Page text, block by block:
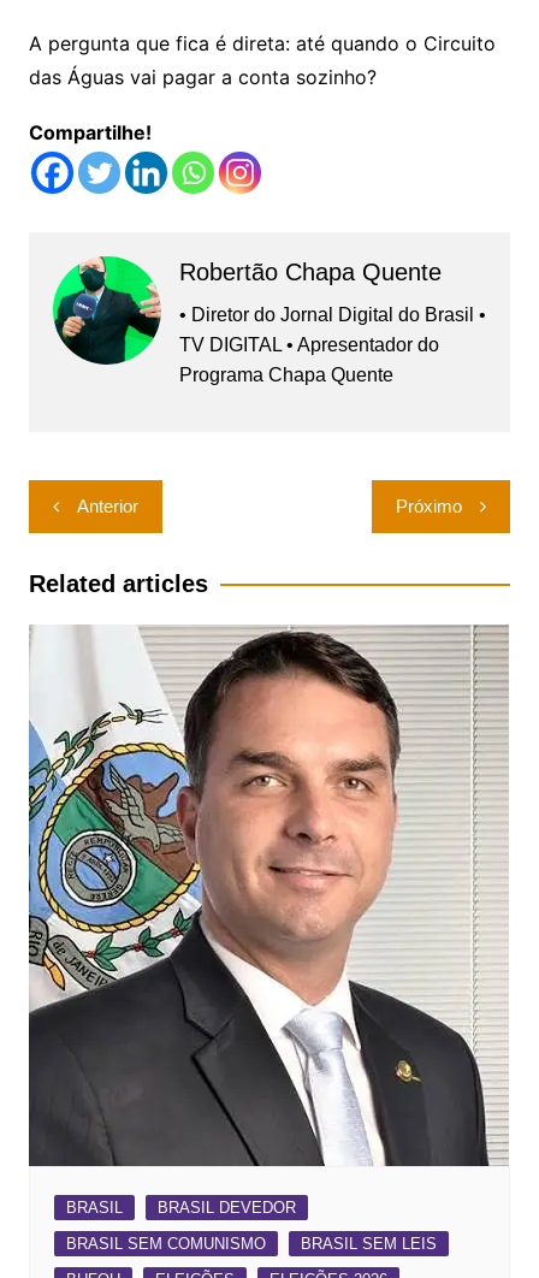
A pergunta que fica é direta: até quando o Circuito
das Águas vai pagar a conta sozinho?
Compartilhe!
Robertão Chapa Quente
• Diretor do Jornal Digital do Brasil •
TV DIGITAL • Apresentador do
Programa Chapa Quente
Navegação
de
Post
Anterior Próximo
Related articles
BRASIL
BRASIL DEVEDOR
BRASIL SEM COMUNISMO
BRASIL SEM LEIS